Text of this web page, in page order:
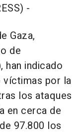
-
Gaza,
de
han indicado
víctimas por la
los ataques
en cerca de
97.800 los